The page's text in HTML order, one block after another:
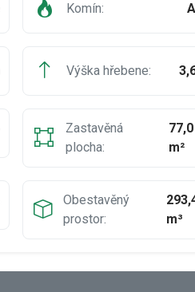
Komín:
Výška hřebene:
Zastavěná
plocha:
77,0
m²
Obestavěný
prostor:
m³